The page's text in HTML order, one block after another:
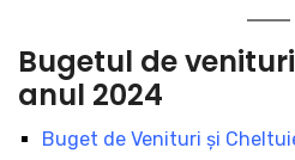
Bugetul de
anul 2024
Buget de Venituri şi